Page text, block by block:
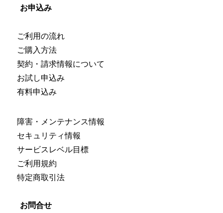
お申込み
ご利用の流れ
ご購入方法
契約・請求情報について
お試し申込み
有料申込み
障害・メンテナンス情報
セキュリティ情報
サービスレベル目標
ご利用規約
特定商取引法
お問合せ